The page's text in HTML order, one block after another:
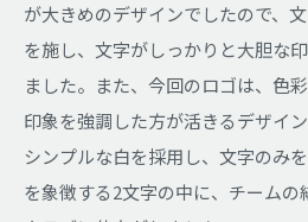
が大きめのデザインでしたので、
を施し、文字がしっかりと大胆な
ました。また、今回のロゴは、色
印象を強調した方が活きるデザイ
シンプルな白を採用し、文字のみ
を象徴する2文字の中に、チームの